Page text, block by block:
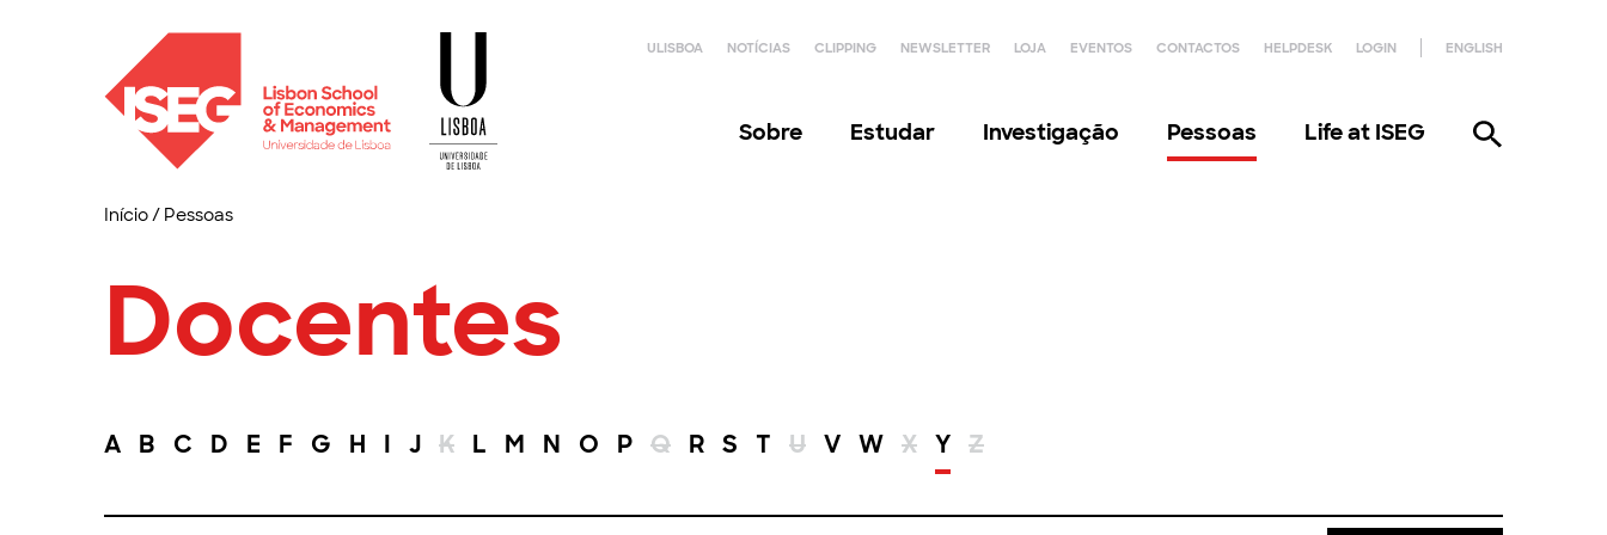
ULISBOA NOTÍCIAS CLIPPING NEWSLETTER LOJA EVENTOS CONTACTOS HELPDESK LOGIN ENGLISH
Sobre Estudar Investigação Pessoas Life at ISEG
Início/ Pessoas
Docentes
A B C D E F G H I J K L M N O P Q R S T U V W X Y Z